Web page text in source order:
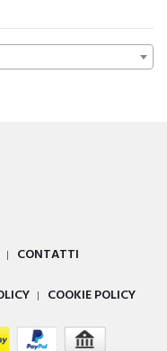
CONTATTI
COOKIE POLICY